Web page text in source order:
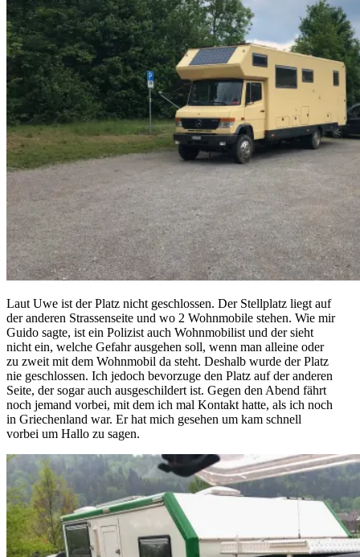
Laut Uwe ist der Platz nicht geschlossen. Der Stellplatz liegt auf
der anderen Strassenseite und wo 2 Wohnmobile stehen. Wie mir
Guido sagte, ist ein Polizist auch Wohnmobilist und der sieht
nicht ein, welche Gefahr ausgehen soll, wenn man alleine oder
zu zweit mit dem Wohnmobil da steht. Deshalb wurde der Platz
nie geschlossen. Ich jedoch bevorzuge den Platz auf der anderen
Seite, der sogar auch ausgeschildert ist. Gegen den Abend fährt
noch jemand vorbei, mit dem ich mal Kontakt hatte, als ich noch
in Griechenland war. Er hat mich gesehen um kam schnell
vorbei um Hallo zu sagen.